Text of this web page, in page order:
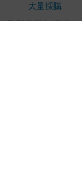
單獨退貨）必須
大量採購